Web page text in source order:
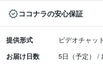
ココナラの安心保証
提供形式
ビデオチャッ
お届け日数
5日（予定） /